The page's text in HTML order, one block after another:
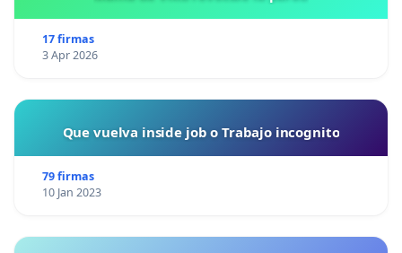
17 firmas
3 Apr 2026
Que vuelva inside job o Trabajo incognito
79 firmas
10 Jan 2023